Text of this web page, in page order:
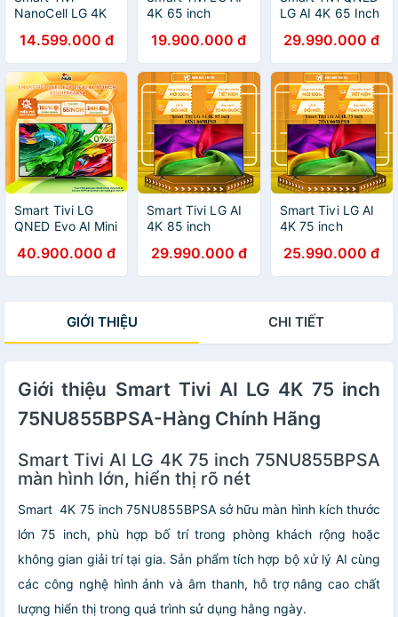
NanoCell LG 4K
65NANO76SQA
Model 2022-
Hàng chính hãng
14.599.000 đ
4K 65 inch
Hàng Chính Hãng
- Mới 100%
19.900.000 đ
LG AI 4K 65 Inch
HÀNG CHÍNH
HÃNG - CHỈ
GIAO HCM
29.990.000 đ
Smart Tivi LG
QNED Evo AI Mini
55QNED86ASA/
65 Inch
75QNED86ASA/
- Mới 100
40.900.000 đ
Smart Tivi LG AI
4K 85 inch
HÀNG CHÍNH
HÃNG - CHỈ
29.990.000 đ
Smart Tivi LG AI
4K 75 inch
HÀNG CHÍNH
HÃNG - CHỈ
25.990.000 đ
GIỚI THIỆU CHI TIẾT
Giới thiệu Smart Tivi AI LG 4K 75 inch
75NU855BPSA-Hàng Chính Hãng
Smart Tivi AI LG 4K 75 inch 75NU855BPSA
màn hình lớn, hiển thị rõ nét
Smart 4K 75 inch 75NU855BPSA sở hữu màn hình kích thước
lớn 75 inch, phù hợp bố trí trong phòng khách rộng hoặc
không gian giải trí tại gia. Sản phẩm tích hợp bộ xử lý AI cùng
các công nghệ hình ảnh và âm thanh, hỗ trợ nâng cao chất
lượng hiển thị trong quá trình sử dụng hằng ngày.